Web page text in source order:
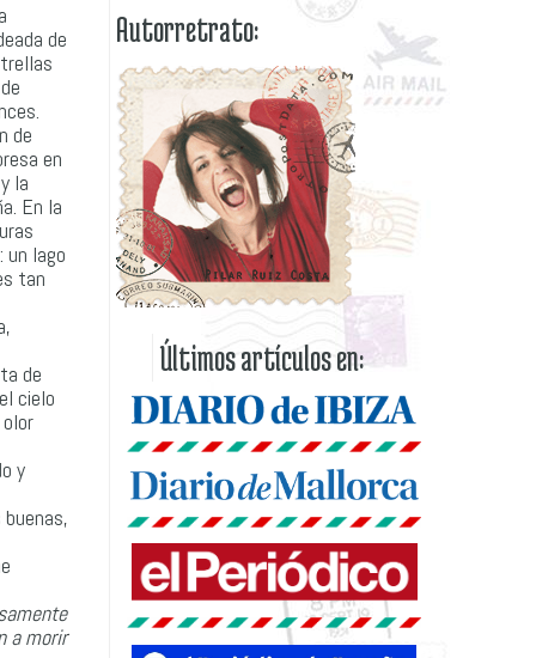
de
de
en
la
En la
un lago
tan
de
cielo
y
a morir
Autorretrato:
Últimos artículos en: